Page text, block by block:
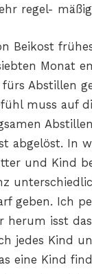
regel-
Beikost
Monat
Abstillen
muss auf
abgelöst. In
und Kind
geben. Ich
herum isst
jedes Kind
eine Kind